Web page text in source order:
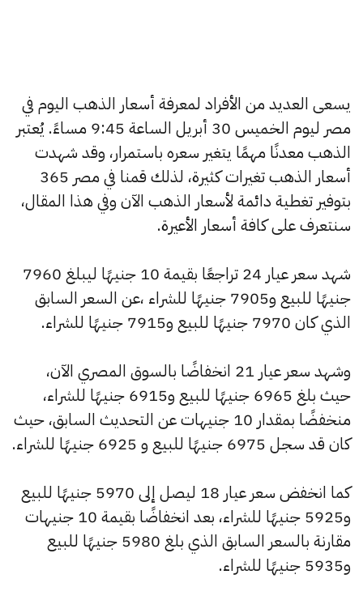
يسعى العديد من الأفراد لمعرفة أسعار الذهب اليوم في
مصر ليوم الخميس 30 أبريل الساعة 9:45 مساءً. يُعتبر
الذهب معدنًا مهمًا يتغير سعره باستمرار، وقد شهدت
أسعار الذهب تغيرات كثيرة، لذلك قمنا في مصر 365
بتوفير تغطية دائمة لأسعار الذهب الآن وفي هذا المقال،
سنتعرف على كافة أسعار الأعيرة.
شهد سعر عيار 24 تراجعًا بقيمة 10 جنيهًا ليبلغ 7960
جنيهًا للبيع و7905 جنيهًا للشراء ،عن السعر السابق
الذي كان 7970 جنيهًا للبيع و7915 جنيهًا للشراء.
وشهد سعر عيار 21 انخفاضًا بالسوق المصري الآن،
حيث بلغ 6965 جنيهًا للبيع و6915 جنيهًا للشراء،
منخفضًا بمقدار 10 جنيهات عن التحديث السابق، حيث
كان قد سجل 6975 جنيهًا للبيع و 6925 جنيهًا للشراء.
كما انخفض سعر عيار 18 ليصل إلى 5970 جنيهًا للبيع
و5925 جنيهًا للشراء، بعد انخفاضًا بقيمة 10 جنيهات
مقارنة بالسعر السابق الذي بلغ 5980 جنيهًا للبيع
و5935 جنيهًا للشراء.